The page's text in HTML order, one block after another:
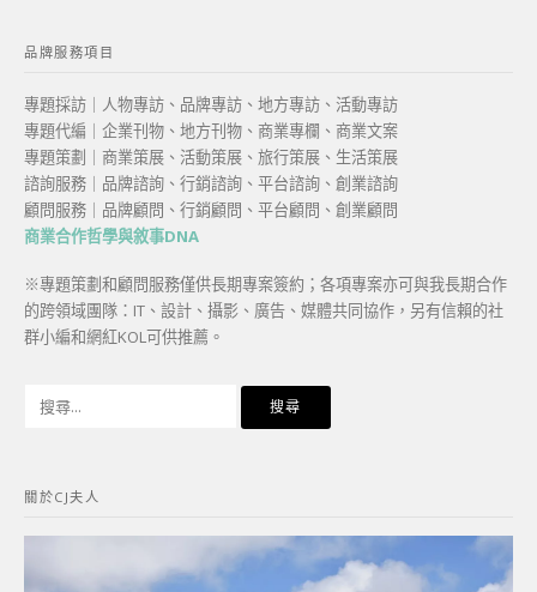
品牌服務項目
專題採訪｜人物專訪、品牌專訪、地方專訪、活動專訪
專題代編｜企業刊物、地方刊物、商業專欄、商業文案
專題策劃｜商業策展、活動策展、旅行策展、生活策展
諮詢服務｜品牌諮詢、行銷諮詢、平台諮詢、創業諮詢
顧問服務｜品牌顧問、行銷顧問、平台顧問、創業顧問
商業合作哲學與敘事DNA
※專題策劃和顧問服務僅供長期專案簽約；各項專案亦可與我長期合作
的跨領域團隊：IT、設計、攝影、廣告、媒體共同協作，另有信賴的社
群小編和網紅KOL可供推薦。
字:
關於CJ夫人